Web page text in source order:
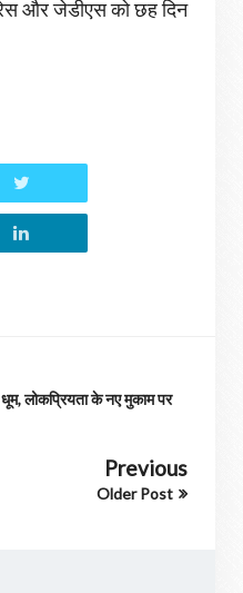
और जेडीएस को छह दिन
धूम, लोकप्रियता के नए मुकाम पर
Previous
Older Post